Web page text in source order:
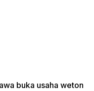
buka usaha weton